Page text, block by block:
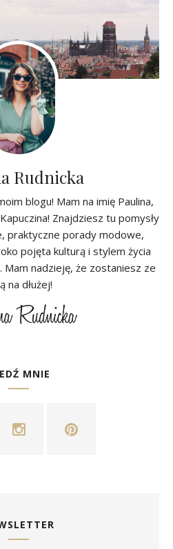
Rudnicka
blogu! Mam na imię Paulina,
Znajdziesz tu pomysły
praktyczne porady modowe,
pojęta kulturą i stylem życia
Mam nadzieję, że zostaniesz ze
na dłużej!
MNIE